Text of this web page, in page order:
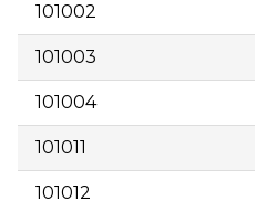
101002
101003
101004
101011
101012